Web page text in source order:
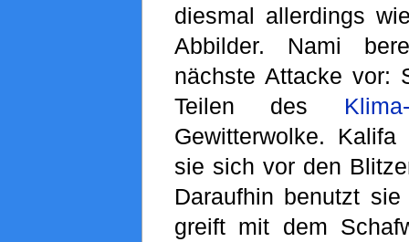
diesmal allerdings
Abbilder. Nami
nächste Attacke vor:
Teilen des
Gewitterwolke.
sie sich vor den
Daraufhin benutzt
greift mit dem